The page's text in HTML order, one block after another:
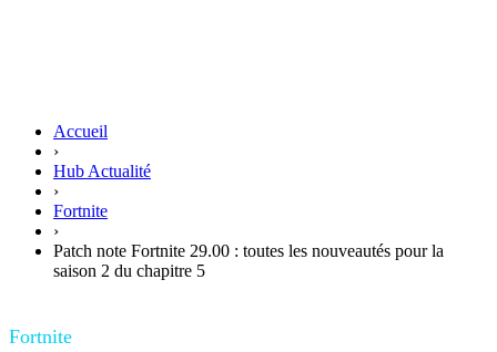
Accueil
›
Hub Actualité
›
Fortnite
›
Patch note Fortnite 29.00 : toutes les nouveautés pour la
saison 2 du chapitre 5
Fortnite